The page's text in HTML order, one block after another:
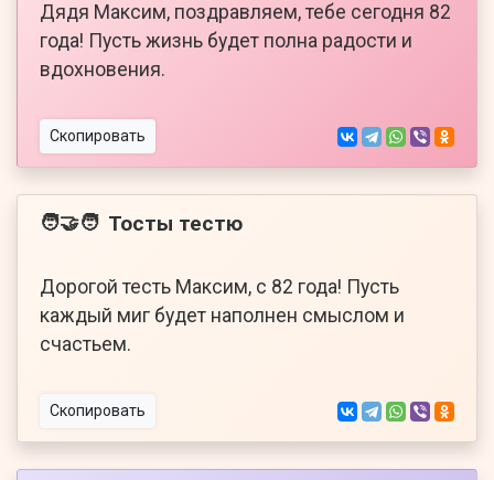
Дядя Максим, поздравляем, тебе сегодня 82
года! Пусть жизнь будет полна радости и
вдохновения.
Скопировать
🧑‍🤝‍🧑 Тосты тестю
Дорогой тесть Максим, с 82 года! Пусть
каждый миг будет наполнен смыслом и
счастьем.
Скопировать